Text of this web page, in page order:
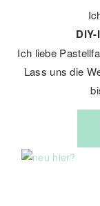
Ich liebe
Lass uns die